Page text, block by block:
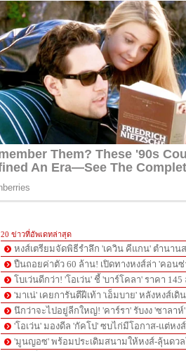
20 ข่าวที่อัพเดทล่าสุด
หงส์เตรียมจัดพิธีรำลึก 'เควิน คีแกน' ตำนาน
ปืนถอยค่าตัว 60 ล้าน! เปิดทางหงส์ล่า 'คอนซ่
โบเว่นดีกว่า! 'โอเว่น' ชี้ 'บาร์โคลา' ราคา
'มาเน่' เคยการันตีฝีเท้า 'เอ็มบาย' หลังหงส์เดิ
นึกว่าจะไปอยู่ลีกใหญ่! 'คาร์รา' รับงง 'ซาลา
'โอเว่น' มองดีล 'กัคโป' ซบไก่มีโอกาส-แต่ห
'มูนญอซ' พร้อมประเดิมสนามให้หงส์-ลุ้นดว